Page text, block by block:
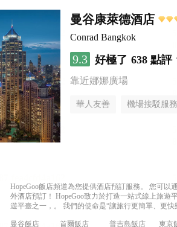
曼谷康萊德酒店
Conrad Bangkok
9.3 好極了 638 點評
靠近娜娜廣場
華人友善 機場接駁服務
HopeGoo飯店頻道為您提供酒店預訂服務。 您可
外酒店預訂！ HopeGoo致力於打造一站式線上旅
遊平臺之一，。 我們的使命是“讓旅行更簡單、更
曼谷飯店 首爾飯店 普吉島飯店 東京